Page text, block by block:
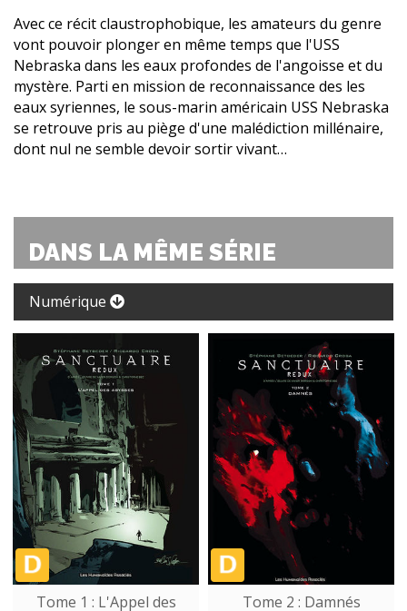
Avec ce récit claustrophobique, les amateurs du genre
vont pouvoir plonger en même temps que l'USS
Nebraska dans les eaux profondes de l'angoisse et du
mystère. Parti en mission de reconnaissance des les
eaux syriennes, le sous-marin américain USS Nebraska
se retrouve pris au piège d'une malédiction millénaire,
dont nul ne semble devoir sortir vivant…
DANS LA MÊME SÉRIE
Numérique
Tome 1 : L'Appel des Tome 2 : Damnés